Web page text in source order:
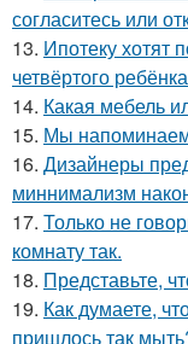
согласитесь или
13. Ипотеку хотят
четвёртого
14. Какая мебель
15. Мы
16. Дизайнеры
миннимализм
17. Только не
комнату так.
18. Представьте,
19. Как думаете,
пришлось так